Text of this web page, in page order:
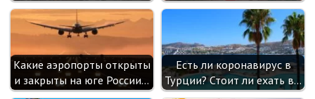
Какие аэропорты открыты
и закрыты на юге России…
Есть ли коронавирус в
Турции? Стоит ли ехать в…